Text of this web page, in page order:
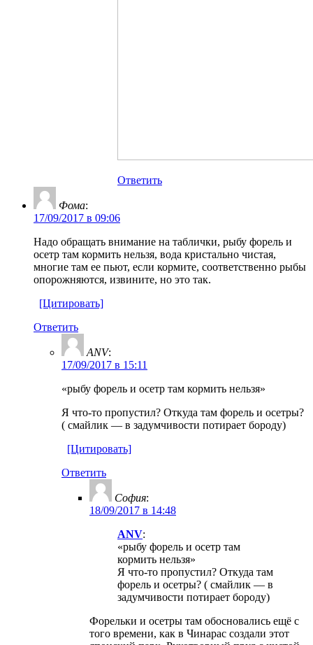
Ответить
Фома:
17/09/2017 в 09:06
Надо обращать внимание на таблички, рыбу форель и
осетр там кормить нельзя, вода кристально чистая,
многие там ее пьют, если кормите, соответственно рыбы
опорожняются, извините, но это так.
[Цитировать]
Ответить
ANV:
17/09/2017 в 15:11
«рыбу форель и осетр там кормить нельзя»
Я что-то пропустил? Откуда там форель и осетры?
( смайлик — в задумчивости потирает бороду)
[Цитировать]
Ответить
София:
18/09/2017 в 14:48
ANV:
«рыбу форель и осетр там
кормить нельзя»
Я что-то пропустил? Откуда там
форель и осетры? ( смайлик — в
задумчивости потирает бороду)
Форельки и осетры там обосновались ещё с
того времени, как в Чинарас создали этот